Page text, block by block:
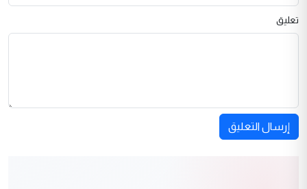
تعليق
إرسال التعليق